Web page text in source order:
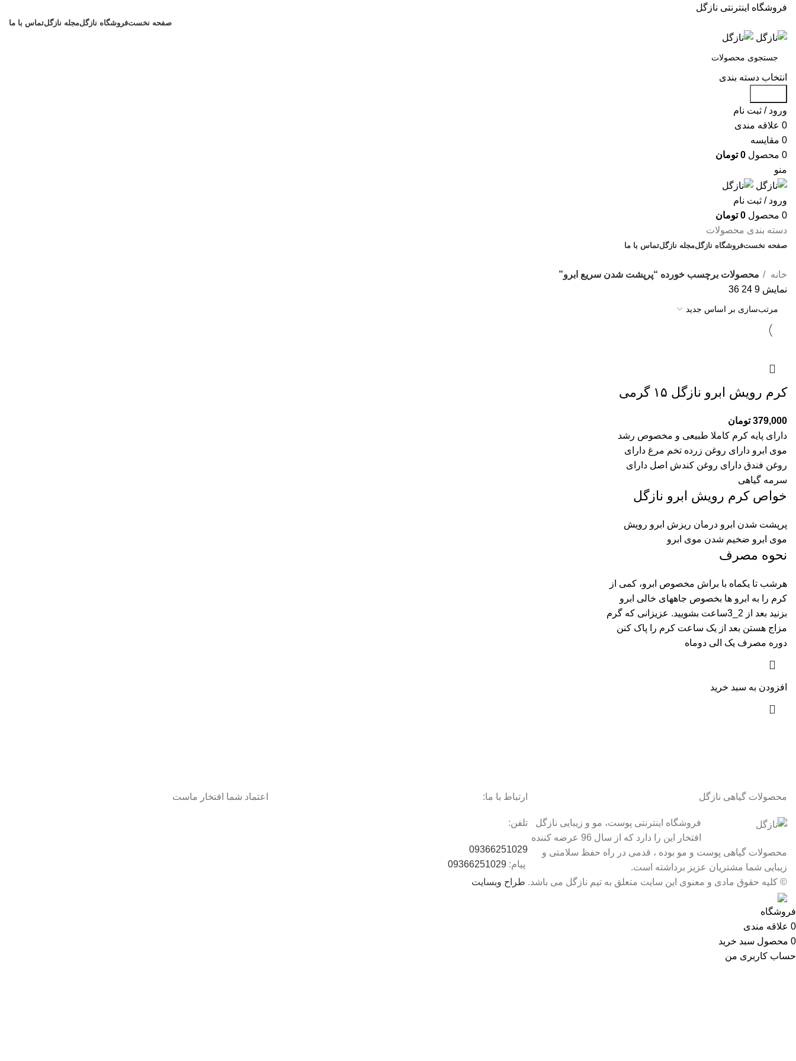
فروشگاه اینترنتی نازگل
صفحه نخستفروشگاه نازگلمجله نازگلتماس با ما
انتخاب دسته بندی
ورود / ثبت نام
0 علاقه مندی
0 مقایسه
0 محصول 0 تومان
منو
ورود / ثبت نام
0 محصول 0 تومان
دسته بندی محصولات
صفحه نخستفروشگاه نازگلمجله نازگلتماس با ما
خانه
محصولات برچسب خورده “پرپشت شدن سریع ابرو”
نمایش 9
24
36
کرم رویش ابرو نازگل ۱۵ گرمی
379,000 تومان
دارای پایه کرم کاملا طبیعی و مخصوص رشد
موی ابرو دارای روغن زرده تخم مرغ دارای
روغن فندق دارای روغن کندش اصل دارای
سرمه گیاهی
خواص کرم رویش ابرو نازگل
پرپشت شدن ابرو درمان ریزش ابرو رویش
موی ابرو ضخیم شدن موی ابرو
نحوه مصرف
هرشب تا یکماه با براش مخصوص ابرو، کمی از
کرم را به ابرو ها بخصوص جاههای خالی ابرو
بزنید بعد از 2_3ساعت بشویید. عزیزانی که گرم
مزاج هستن بعد از یک ساعت کرم را پاک کنن
دوره مصرف یک الی دوماه
افزودن به سبد خرید
محصولات گیاهی نازگل
فروشگاه اینترنتی پوست، مو و زیبایی نازگل
افتخار این را دارد که از سال 96 عرضه کننده
محصولات گیاهی پوست و مو بوده ، قدمی در راه حفظ سلامتی و
زیبایی شما مشتریان عزیز برداشته است.
ارتباط با ما:
تلفن:
09366251029
پیام: 09366251029
اعتماد شما افتخار ماست
© کلیه حقوق مادی و معنوی این سایت متعلق به تیم نازگل می باشد. طراح وبسایت
فروشگاه
0 علاقه مندی
0 محصول سبد خرید
حساب کاربری من